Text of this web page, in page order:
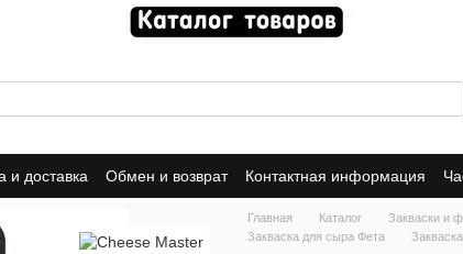
и доставка Обмен и возврат Контактная информация
Главная Каталог Закваски и
Закваска для сыра Фета